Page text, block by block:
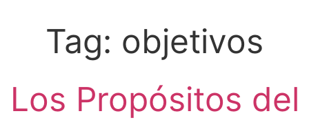
Tag: objetivos
Los Propósitos del